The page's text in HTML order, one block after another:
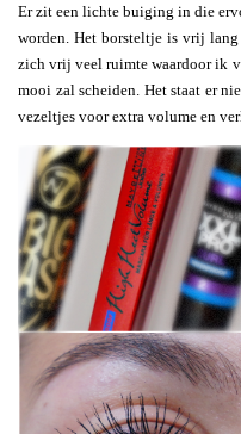
Er zit een lichte buiging in die
worden. Het borsteltje is vrij
zich vrij veel ruimte waardoor ik
mooi zal scheiden. Het staat er
vezeltjes voor extra volume en